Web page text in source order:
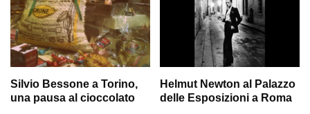
Silvio Bessone a Torino,
una pausa al cioccolato
Helmut Newton al Palazzo
delle Esposizioni a Roma